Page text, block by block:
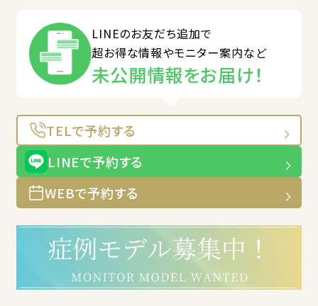
LINEのお友だち追加で
超お得な情報やモニター案内など
未公開情報をお届け！
TELで予約する
LINEで予約する
WEBで予約する